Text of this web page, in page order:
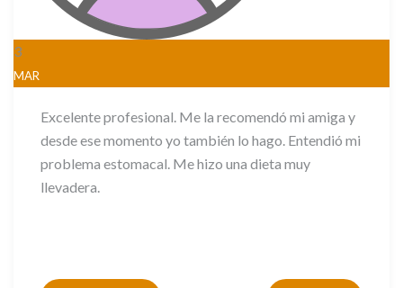
3
MAR
Excelente profesional. Me la recomendó mi amiga y
desde ese momento yo también lo hago. Entendió mi
problema estomacal. Me hizo una dieta muy
llevadera.